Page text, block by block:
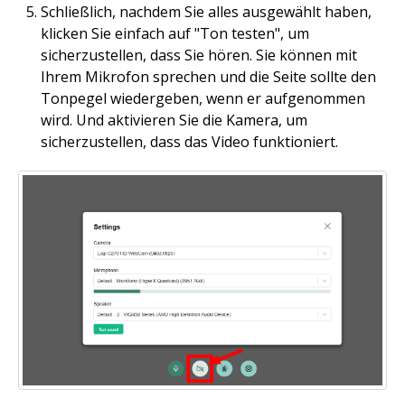
Schließlich, nachdem Sie alles ausgewählt haben,
klicken Sie einfach auf "Ton testen", um
sicherzustellen, dass Sie hören. Sie können mit
Ihrem Mikrofon sprechen und die Seite sollte den
Tonpegel wiedergeben, wenn er aufgenommen
wird. Und aktivieren Sie die Kamera, um
sicherzustellen, dass das Video funktioniert.